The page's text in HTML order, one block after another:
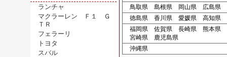
ランチャ
マクラーレン Ｆ１ Ｇ
ＴＲ
フェラーリ
トヨタ
スバル
鳥取県 島根県 岡山県 広島県
徳島県 香川県 愛媛県 高知県
福岡県 佐賀県 長崎県 熊本県
宮崎県 鹿児島県
沖縄県